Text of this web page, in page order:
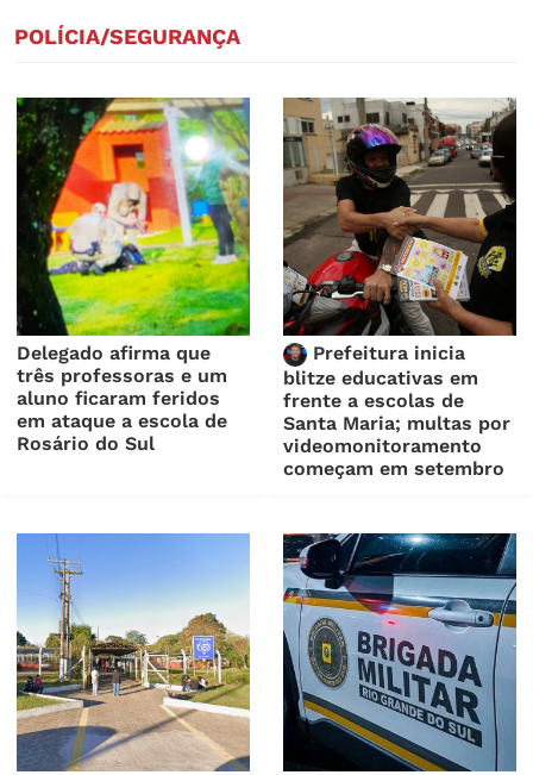
POLÍCIA/SEGURANÇA
Delegado afirma que
três professoras e um
aluno ficaram feridos
em ataque a escola de
Rosário do Sul
Prefeitura inicia
blitze educativas em
frente a escolas de
Santa Maria; multas por
videomonitoramento
começam em setembro